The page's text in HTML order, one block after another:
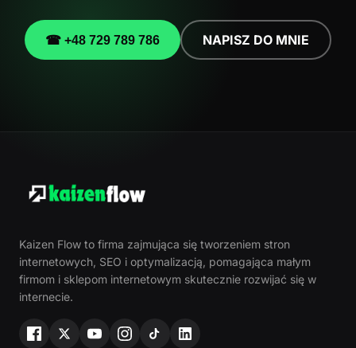
☎ +48 729 789 786 NAPISZ DO MNIE
Kaizen Flow to firma zajmująca się tworzeniem stron
internetowych, SEO i optymalizacją, pomagająca małym
firmom i sklepom internetowym skutecznie rozwijać się w
internecie.